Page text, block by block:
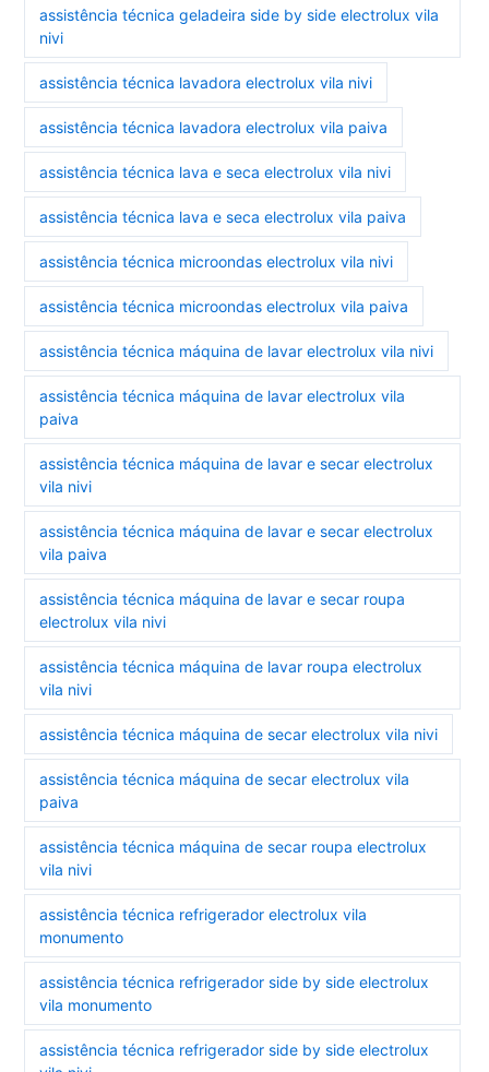
assistência técnica geladeira side by side electrolux vila
nivi
assistência técnica lavadora electrolux vila nivi
assistência técnica lavadora electrolux vila paiva
assistência técnica lava e seca electrolux vila nivi
assistência técnica lava e seca electrolux vila paiva
assistência técnica microondas electrolux vila nivi
assistência técnica microondas electrolux vila paiva
assistência técnica máquina de lavar electrolux vila nivi
assistência técnica máquina de lavar electrolux vila
paiva
assistência técnica máquina de lavar e secar electrolux
vila nivi
assistência técnica máquina de lavar e secar electrolux
vila paiva
assistência técnica máquina de lavar e secar roupa
electrolux vila nivi
assistência técnica máquina de lavar roupa electrolux
vila nivi
assistência técnica máquina de secar electrolux vila nivi
assistência técnica máquina de secar electrolux vila
paiva
assistência técnica máquina de secar roupa electrolux
vila nivi
assistência técnica refrigerador electrolux vila
monumento
assistência técnica refrigerador side by side electrolux
vila monumento
assistência técnica refrigerador side by side electrolux